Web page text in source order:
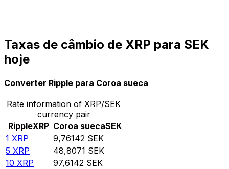
Taxas de câmbio de XRP para SEK
hoje
Converter Ripple para Coroa sueca
Rate information of XRP/SEK
currency pair
RippleXRP Coroa suecaSEK
1 XRP 9,76142 SEK
5 XRP 48,8071 SEK
10 XRP 97,6142 SEK